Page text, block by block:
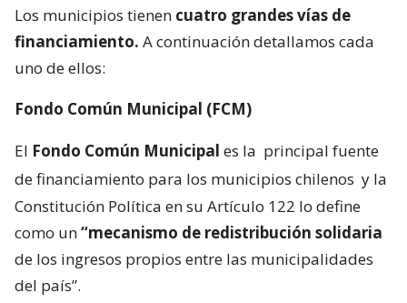
Los municipios tienen cuatro grandes vías de
financiamiento. A continuación detallamos cada
uno de ellos:
Fondo Común Municipal (FCM)
El Fondo Común Municipal es la principal fuente
de financiamiento para los municipios chilenos y la
Constitución Política en su Artículo 122 lo define
como un“mecanismo de redistribución solidaria
de los ingresos propios entre las municipalidades
del país”.